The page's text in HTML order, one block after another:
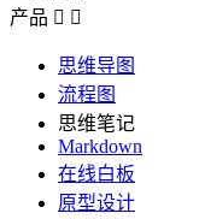
产品  
思维导图
流程图
思维笔记
Markdown
在线白板
原型设计